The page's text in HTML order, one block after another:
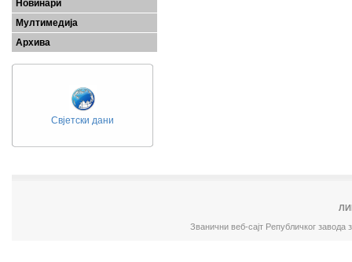
Новинари
Мултимедија
Архива
Свјетски дани
Званични веб-сајт Републичког